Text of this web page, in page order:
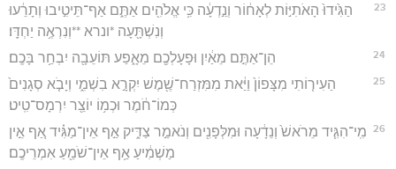
23
הַגִּ֙ידוּ֙ הָאֹתִיּ֣וֹת לְאָח֔וֹר וְנֵ֣דְעָ֔ה כִּ֥י אֱלֹהִ֖ים אַתֶּ֑ם אַף־תֵּיטִ֣יבוּ וְתָרֵ֔עוּ
וְנִשְׁתָּ֖עָה *ונרא **וְנִרְאֶ֥ה יַחְדָּֽו׃
24 הֵן־אַתֶּ֣ם מֵאַ֔יִן וּפָעָלְכֶ֖ם מֵאָ֑פַע תּוֹעֵבָ֖ה יִבְחַ֥ר בָּכֶֽם׃
25
הַעִיר֤וֹתִי מִצָּפוֹן֙ וַיַּ֔את מִמִּזְרַח־שֶׁ֖מֶשׁ יִקְרָ֣א בִשְׁמִ֑י וְיָבֹ֤א סְגָנִים֙
כְּמוֹ־חֹ֔מֶר וּכְמ֥וֹ יוֹצֵ֖ר יִרְמָס־טִֽיט׃
26
מִֽי־הִגִּ֤יד מֵרֹאשׁ֙ וְנֵדָ֔עָה וּמִלְּפָנִ֖ים וְנֹאמַ֣ר צַדִּ֑יק אַ֣ף אֵין־מַגִּ֗יד אַ֚ף אֵ֣ין
מַשְׁמִ֔יעַ אַ֥ף אֵין־שֹׁמֵ֖עַ אִמְרֵיכֶֽם׃